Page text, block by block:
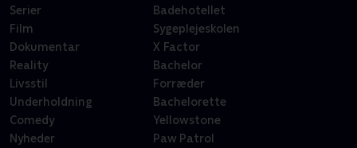
Serier
Film
Dokumentar
Reality
Livsstil
Underholdning
Comedy
Nyheder
Badehotellet
Sygeplejeskolen
X Factor
Bachelor
Forræder
Bachelorette
Yellowstone
Paw Patrol